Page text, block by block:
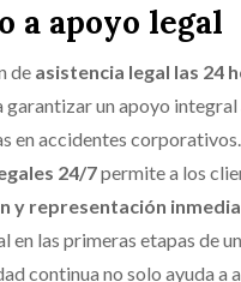
a apoyo legal
de asistencia legal las 24
garantizar un apoyo integral
en accidentes corporativos.
24/7permite a los
y representación
en las primeras etapas de
continua no solo ayuda a